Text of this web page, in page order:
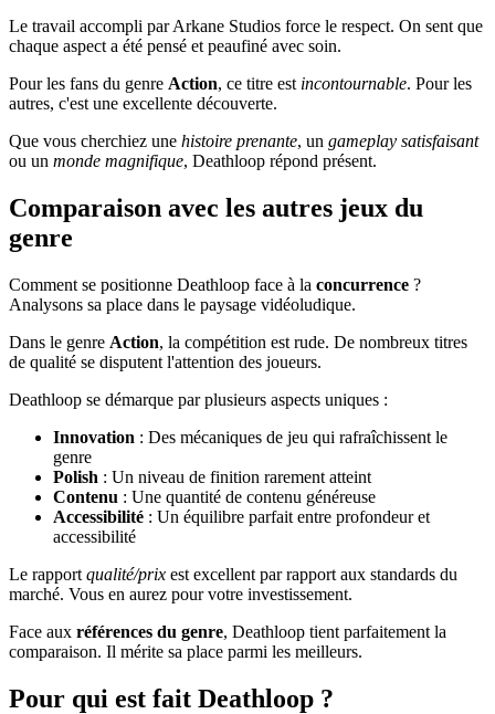
Le travail accompli par Arkane Studios force le respect. On sent que
chaque aspect a été pensé et peaufiné avec soin.
Pour les fans du genre Action, ce titre est incontournable. Pour les
autres, c'est une excellente découverte.
Que vous cherchiez une histoire prenante, un gameplay satisfaisant
ou un monde magnifique, Deathloop répond présent.
Comparaison avec les autres jeux du
genre
Comment se positionne Deathloop face à la concurrence ?
Analysons sa place dans le paysage vidéoludique.
Dans le genre Action, la compétition est rude. De nombreux titres
de qualité se disputent l'attention des joueurs.
Deathloop se démarque par plusieurs aspects uniques :
Innovation : Des mécaniques de jeu qui rafraîchissent le
genre
Polish : Un niveau de finition rarement atteint
Contenu : Une quantité de contenu généreuse
Accessibilité : Un équilibre parfait entre profondeur et
accessibilité
Le rapport qualité/prix est excellent par rapport aux standards du
marché. Vous en aurez pour votre investissement.
Face aux références du genre, Deathloop tient parfaitement la
comparaison. Il mérite sa place parmi les meilleurs.
Pour qui est fait Deathloop ?